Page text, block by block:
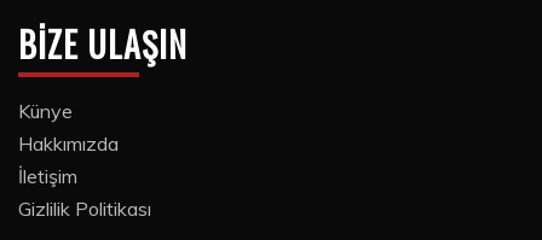
BIZE ULAŞIN
Künye
Hakkımızda
İletişim
Gizlilik Politikası